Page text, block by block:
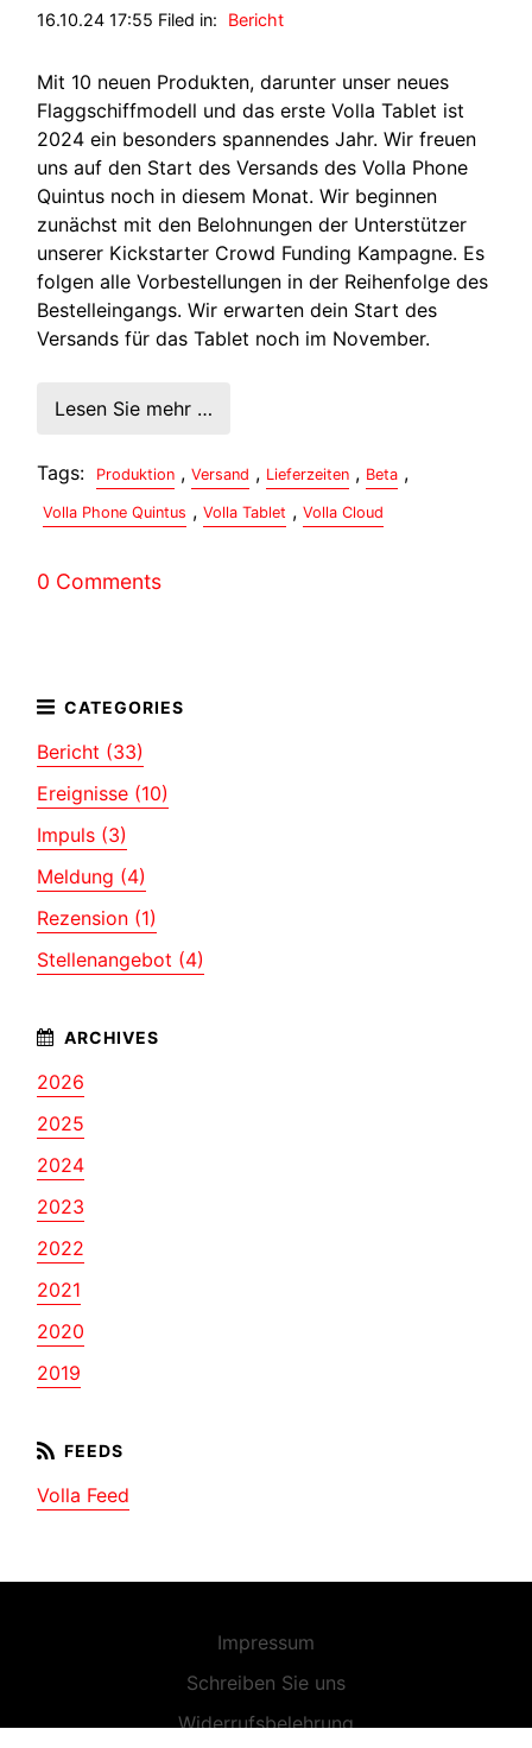
16.10.24 17:55 Filed in: Bericht
Mit 10 neuen Produkten, darunter unser neues
Flaggschiffmodell und das erste Volla Tablet ist
2024 ein besonders spannendes Jahr. Wir freuen
uns auf den Start des Versands des Volla Phone
Quintus noch in diesem Monat. Wir beginnen
zunächst mit den Belohnungen der Unterstützer
unserer Kickstarter Crowd Funding Kampagne. Es
folgen alle Vorbestellungen in der Reihenfolge des
Bestelleingangs. Wir erwarten dein Start des
Versands für das Tablet noch im November.
Lesen Sie mehr …
Tags: Produktion , Versand , Lieferzeiten , Beta ,
Volla Phone Quintus , Volla Tablet , Volla Cloud
0 Comments
Bericht (33)
Ereignisse (10)
Impuls (3)
Meldung (4)
Rezension (1)
Stellenangebot (4)
2026
2025
2024
2023
2022
2021
2020
2019
Volla Feed
Impressum
Schreiben Sie uns
Widerrufsbelehrung